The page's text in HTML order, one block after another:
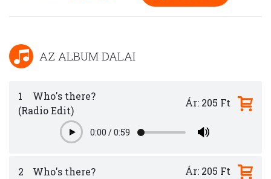
AZ ALBUM DALAI
1
Who's there?
(Radio Edit)
Play0:00 /0:59
Ár: 205 Ft
2 Who's there? Ár: 205 Ft